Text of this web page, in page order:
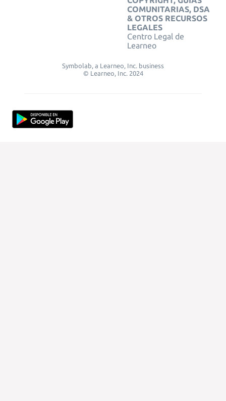
COMUNITARIAS, DSA
& OTROS RECURSOS
LEGALES
Centro Legal de
Learneo
Symbolab, a Learneo, Inc. business
© Learneo, Inc. 2024